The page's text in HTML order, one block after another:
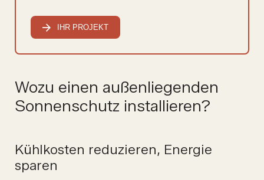
IHR PROJEKT
Wozu einen außenliegenden
Sonnenschutz installieren?
Kühlkosten reduzieren, Energie
sparen